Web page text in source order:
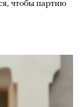
чтобы партию